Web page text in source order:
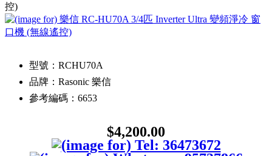
控)
型號：RCHU70A
品牌：Rasonic 樂信
參考編碼：6653
$4,200.00